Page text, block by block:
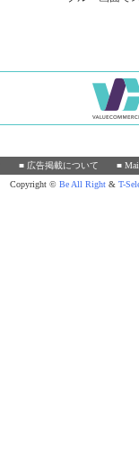
■ 広告掲載について
■
Copyright © Be All Right& T-